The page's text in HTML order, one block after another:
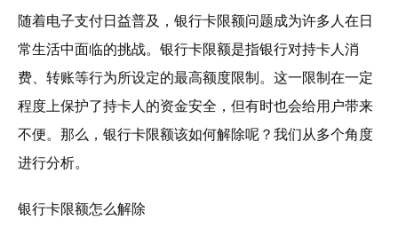
随着电子支付日益普及，银行卡限额问题成为许多人在日
常生活中面临的挑战。银行卡限额是指银行对持卡人消
费、转账等行为所设定的最高额度限制。这一限制在一定
程度上保护了持卡人的资金安全，但有时也会给用户带来
不便。那么，银行卡限额该如何解除呢？我们从多个角度
进行分析。
银行卡限额怎么解除